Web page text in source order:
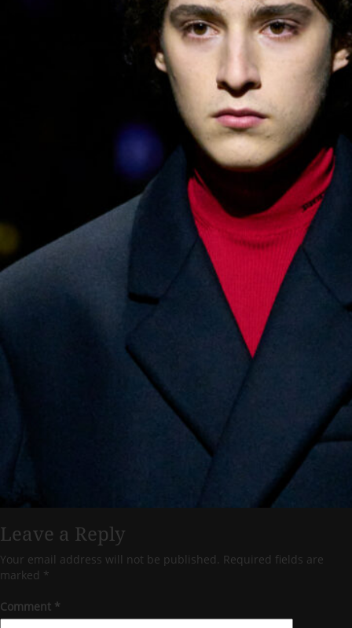
Leave a Reply
Your email address will not be published. Required fields are
marked *
Comment *